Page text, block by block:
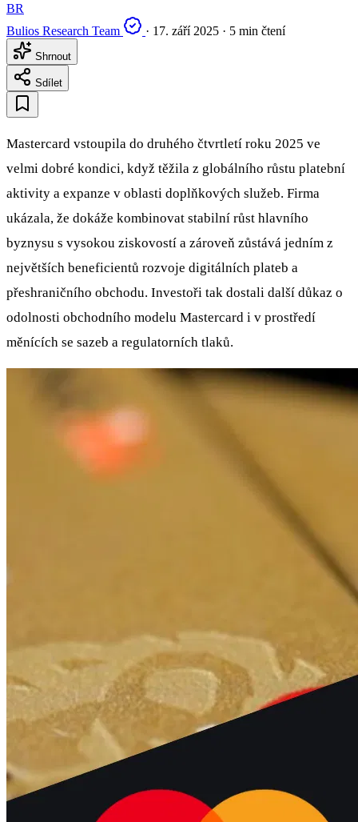
BR
Bulios Research Team
· 17. září 2025 · 5 min čtení
Shrnout
Sdílet
Mastercard vstoupila do druhého čtvrtletí roku 2025 ve
velmi dobré kondici, když těžila z globálního růstu platební
aktivity a expanze v oblasti doplňkových služeb. Firma
ukázala, že dokáže kombinovat stabilní růst hlavního
byznysu s vysokou ziskovostí a zároveň zůstává jedním z
největších beneficientů rozvoje digitálních plateb a
přeshraničního obchodu. Investoři tak dostali další důkaz o
odolnosti obchodního modelu Mastercard i v prostředí
měnících se sazeb a regulatorních tlaků.